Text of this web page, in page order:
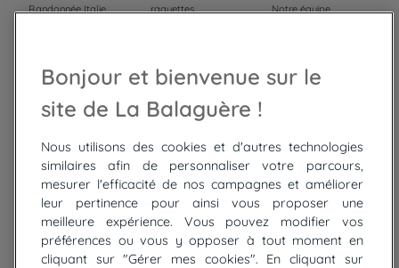
Randonnée Italie
Trek Mauritanie
raquettes
Trek
Notre équipe
Top
circuits
Tour du lac de Constance à vélo
Cyclades : Amorgos et Naxos
Randonnée aux Bardenas Reales
De Collioure à Cadaquès à pied
Bonjour et bienvenue sur le
site de La Balaguère !
Nous utilisons des cookies et d'autres technologies
similaires afin de personnaliser votre parcours,
mesurer l'efficacité de nos campagnes et améliorer
leur pertinence pour ainsi vous proposer une
meilleure expérience. Vous pouvez modifier vos
préférences ou vous y opposer à tout moment en
cliquant sur "Gérer mes cookies". En cliquant sur